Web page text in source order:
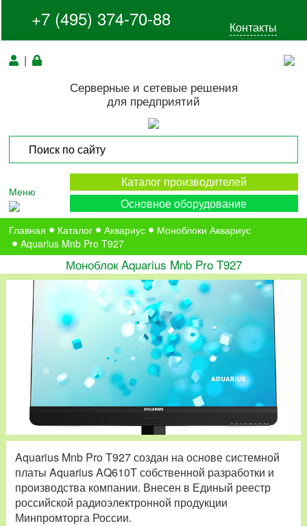
+7 (495) 374-70-88 Контакты
|
Серверные и сетевые решения
для предприятий
Меню
Каталог производителей
Основное оборудование
Главная Каталог Аквариус
Моноблоки Аквариус
Aquarius Mnb Pro T927
Моноблок Aquarius Mnb Pro T927
Aquarius Mnb Pro T927 создан на основе системной
платы Aquarius AQ610T собственной разработки и
производства компании. Внесен в Единый реестр
российской радиоэлектронной продукции
Минпромторга России.